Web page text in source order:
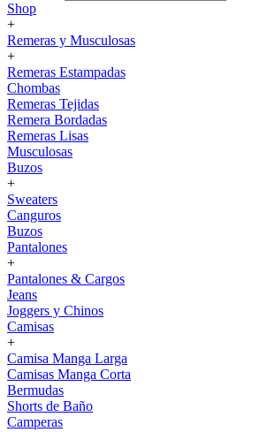
Shop
+
Remeras y Musculosas
+
Remeras Estampadas
Chombas
Remeras Tejidas
Remera Bordadas
Remeras Lisas
Musculosas
Buzos
+
Sweaters
Canguros
Buzos
Pantalones
+
Pantalones & Cargos
Jeans
Joggers y Chinos
Camisas
+
Camisa Manga Larga
Camisas Manga Corta
Bermudas
Shorts de Baño
Camperas